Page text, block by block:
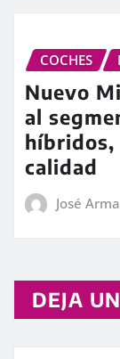
COCHES
Nuevo
al
híbridos,
calidad
José
DEJA